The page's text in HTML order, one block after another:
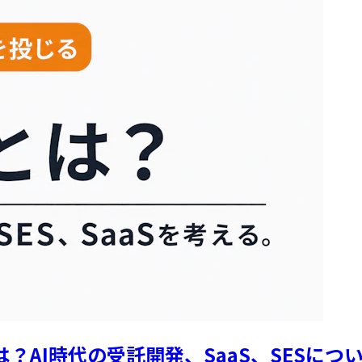
AI時代の受託開発、SaaS、SESにつ